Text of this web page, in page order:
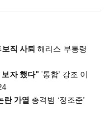
직 사퇴 해리스 부통령
자 했다" '통합' 강조 이
란 가열 총격범 ‘정조준’